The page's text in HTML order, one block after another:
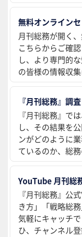
無料オンライン
月刊総務が開く
こちらからご確
し、より専門的
の皆様の情報収
『月刊総務』調査
『月刊総務』で
し、その結果を
ンがどのように
ているのか、総
YouTube 月刊総
『月刊総務』公
き方」「戦略総
気軽にキャッチ
ひ、チャンネル